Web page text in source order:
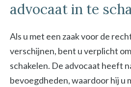
advocaat in te
Als u met een zaak voor de
verschijnen, bent u verplicht
schakelen. De advocaat heeft
bevoegdheden, waardoor hij u